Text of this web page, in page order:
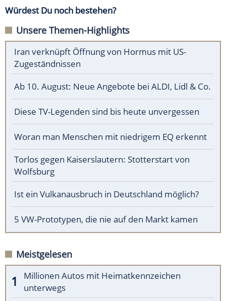
Würdest Du noch bestehen?
Unsere Themen-Highlights
Iran verknüpft Öffnung von Hormus mit US-
Zugeständnissen
Ab 10. August: Neue Angebote bei ALDI, Lidl & Co.
Diese TV-Legenden sind bis heute unvergessen
Woran man Menschen mit niedrigem EQ erkennt
Torlos gegen Kaiserslautern: Stotterstart von
Wolfsburg
Ist ein Vulkanausbruch in Deutschland möglich?
5 VW-Prototypen, die nie auf den Markt kamen
Meistgelesen
Millionen Autos mit Heimatkennzeichen
unterwegs